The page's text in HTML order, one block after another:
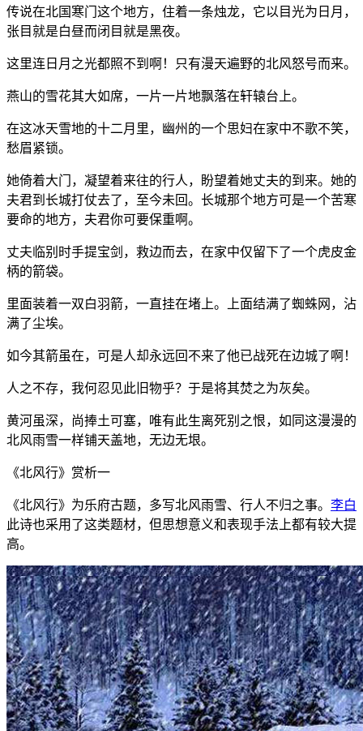
传说在北国寒门这个地方，住着一条烛龙，它以目光为日月，
张目就是白昼而闭目就是黑夜。
这里连日月之光都照不到啊！只有漫天遍野的北风怒号而来。
燕山的雪花其大如席，一片一片地飘落在轩辕台上。
在这冰天雪地的十二月里，幽州的一个思妇在家中不歌不笑，
愁眉紧锁。
她倚着大门，凝望着来往的行人，盼望着她丈夫的到来。她的
夫君到长城打仗去了，至今未回。长城那个地方可是一个苦寒
要命的地方，夫君你可要保重啊。
丈夫临别时手提宝剑，救边而去，在家中仅留下了一个虎皮金
柄的箭袋。
里面装着一双白羽箭，一直挂在堵上。上面结满了蜘蛛网，沾
满了尘埃。
如今其箭虽在，可是人却永远回不来了他已战死在边城了啊！
人之不存，我何忍见此旧物乎？于是将其焚之为灰矣。
黄河虽深，尚捧土可塞，唯有此生离死别之恨，如同这漫漫的
北风雨雪一样铺天盖地，无边无垠。
《北风行》赏析一
《北风行》为乐府古题，多写北风雨雪、行人不归之事。 李白
此诗也采用了这类题材，但思想意义和表现手法上都有较大提
高。